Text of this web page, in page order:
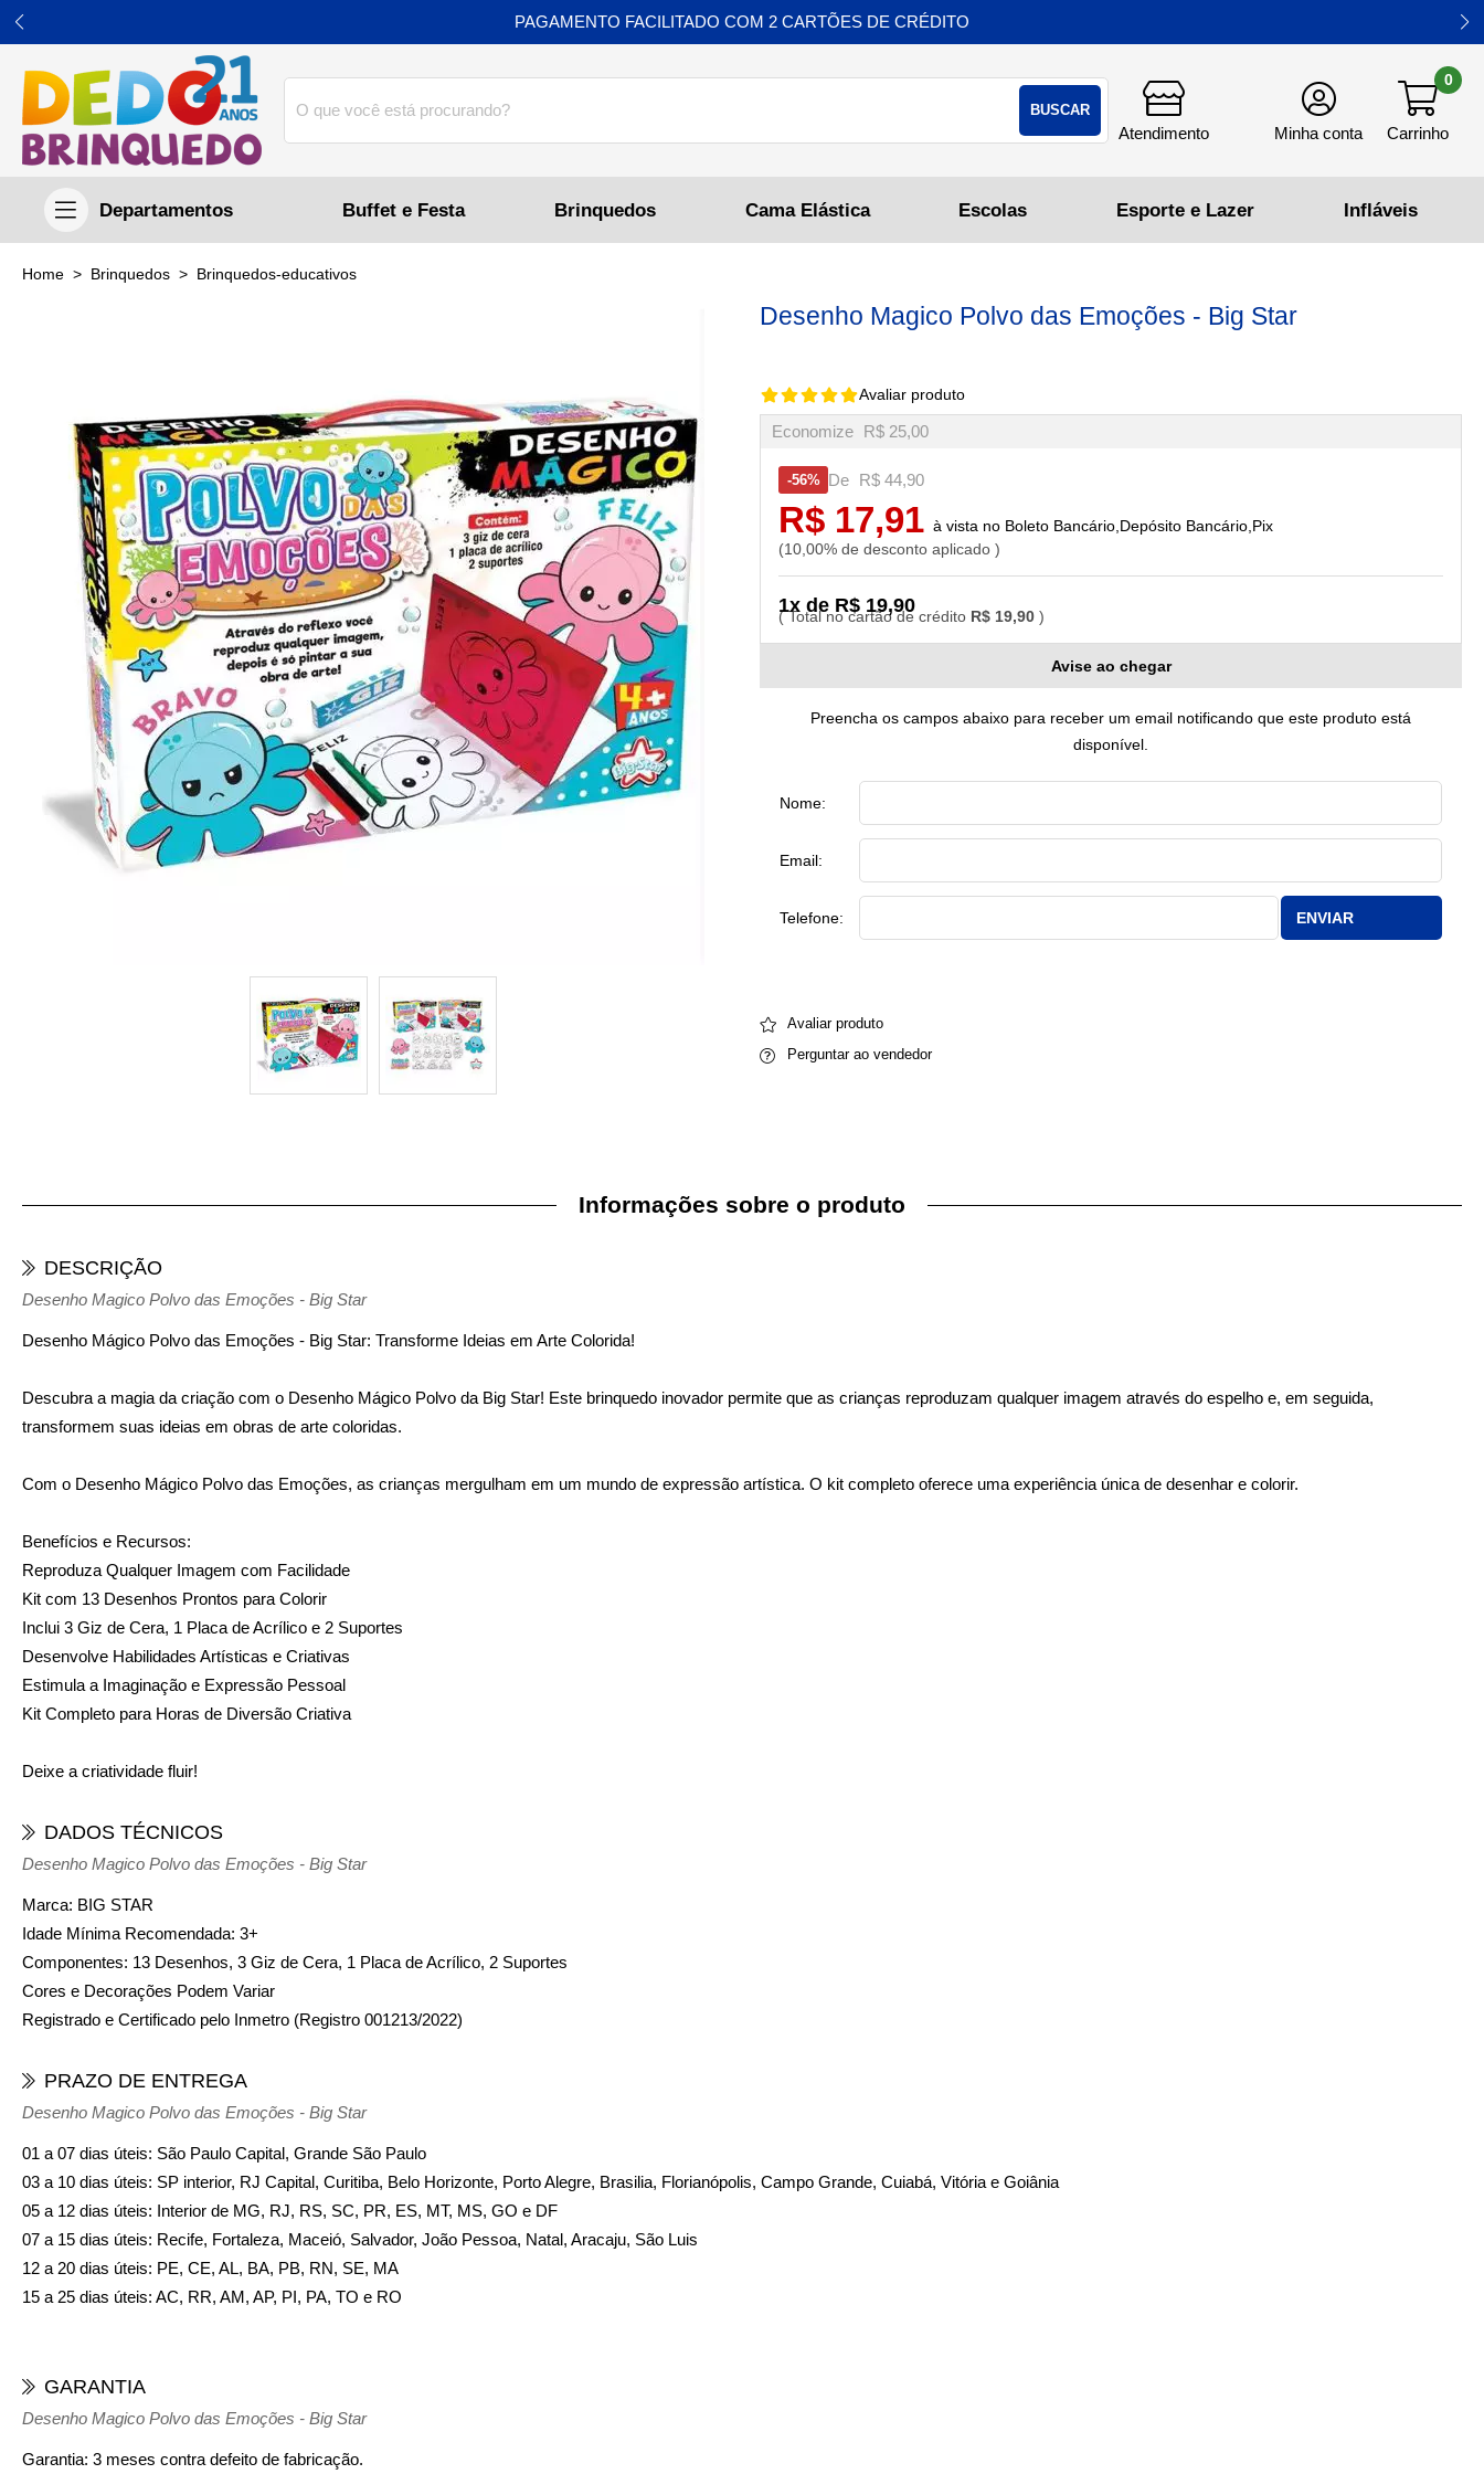
BUSCAR
0
Buffet e Festa Brinquedos Cama Elástica
PAGAMENTO FACILITADO COM 2 CARTÕES DE CRÉDITO
home Brinquedos brinquedos-educativos
Desenho Magico Polvo das Emoções - Big Star
Avaliar produto
De R$ 44,90
R$ 19,90
Economize R$ 25,00
56%
1x de R$ 19,90
R$ 17,91
10,00% de desconto aplicado
Boleto Bancário,Depósito Bancário,Pix
Avise ao chegar
Preencha os campos abaixo para receber um email notificando que este produto está
disponível.
Nome:
Email:
Telefone: ENVIAR
Avaliar produto
Perguntar ao vendedor
Informações sobre o produto
DESCRIÇÃO
Desenho Magico Polvo das Emoções - Big Star
Desenho Mágico Polvo das Emoções - Big Star: Transforme Ideias em Arte Colorida!
Descubra a magia da criação com o Desenho Mágico Polvo da Big Star! Este brinquedo inovador permite que as crianças reproduzam qualquer imagem através do espelho e, em seguida,
transformem suas ideias em obras de arte coloridas.
Com o Desenho Mágico Polvo das Emoções, as crianças mergulham em um mundo de expressão artística. O kit completo oferece uma experiência única de desenhar e colorir.
Benefícios e Recursos:
Reproduza Qualquer Imagem com Facilidade
Kit com 13 Desenhos Prontos para Colorir
Inclui 3 Giz de Cera, 1 Placa de Acrílico e 2 Suportes
Desenvolve Habilidades Artísticas e Criativas
Estimula a Imaginação e Expressão Pessoal
Kit Completo para Horas de Diversão Criativa
Deixe a criatividade fluir!
DADOS TÉCNICOS
Desenho Magico Polvo das Emoções - Big Star
Marca: BIG STAR
Idade Mínima Recomendada: 3+
Componentes: 13 Desenhos, 3 Giz de Cera, 1 Placa de Acrílico, 2 Suportes
Cores e Decorações Podem Variar
Registrado e Certificado pelo Inmetro (Registro 001213/2022)
PRAZO DE ENTREGA
Desenho Magico Polvo das Emoções - Big Star
01 a 07 dias úteis: São Paulo Capital, Grande São Paulo
03 a 10 dias úteis: SP interior, RJ Capital, Curitiba, Belo Horizonte, Porto Alegre, Brasilia, Florianópolis, Campo Grande, Cuiabá, Vitória e Goiânia
05 a 12 dias úteis: Interior de MG, RJ, RS, SC, PR, ES, MT, MS, GO e DF
07 a 15 dias úteis: Recife, Fortaleza, Maceió, Salvador, João Pessoa, Natal, Aracaju, São Luis
12 a 20 dias úteis: PE, CE, AL, BA, PB, RN, SE, MA
15 a 25 dias úteis: AC, RR, AM, AP, PI, PA, TO e RO
GARANTIA
Desenho Magico Polvo das Emoções - Big Star
Garantia: 3 meses contra defeito de fabricação.